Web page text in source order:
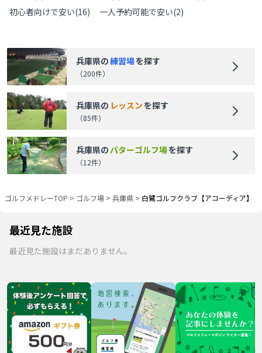
初心者向けで安い(16) 一人予約可能で安い(2)
兵庫県の練習場を探す
（200件）
兵庫県の レッスンを探す
（85件）
兵庫県の パターゴルフ場を探す
（12件）
ゴルフメドレーTOP > ゴルフ場 > 兵庫県 > 白鷺ゴルフクラブ【アコーディア】
最近見た施設
最近見た施設はまだありません。